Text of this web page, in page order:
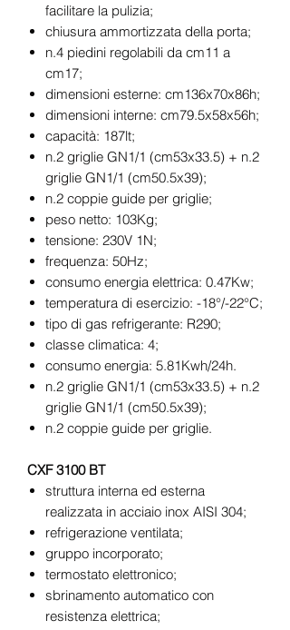
facilitare la pulizia;
chiusura ammortizzata della porta;
n.4 piedini regolabili da cm11 a
cm17;
dimensioni esterne: cm136x70x86h;
dimensioni interne: cm79.5x58x56h;
capacità: 187lt;
n.2 griglie GN1/1 (cm53x33.5) + n.2
griglie GN1/1 (cm50.5x39);
n.2 coppie guide per griglie;
peso netto: 103Kg;
tensione: 230V 1N;
frequenza: 50Hz;
consumo energia elettrica: 0.47Kw;
temperatura di esercizio: -18°/-22°C;
tipo di gas refrigerante: R290;
classe climatica: 4;
consumo energia: 5.81Kwh/24h.
n.2 griglie GN1/1 (cm53x33.5) + n.2
griglie GN1/1 (cm50.5x39);
n.2 coppie guide per griglie.
CXF 3100 BT
struttura interna ed esterna
realizzata in acciaio inox AISI 304;
refrigerazione ventilata;
gruppo incorporato;
termostato elettronico;
sbrinamento automatico con
resistenza elettrica;